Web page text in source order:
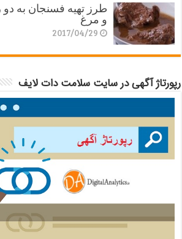
طرز تهیه فسنجان به
و مرغ
2017/04/29
رپورتاژ آگهی در سایت سلامت دات لایف